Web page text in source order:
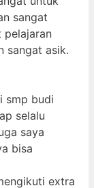
sangat
pelajaran
sangat asik.
smp budi
selalu
saya
bisa
extra